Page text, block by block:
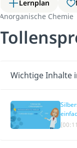
Lernplan
Anorganische Chemie
Wichtige Inhalte